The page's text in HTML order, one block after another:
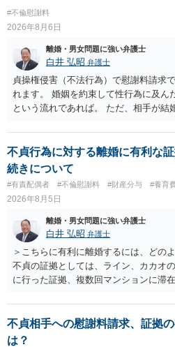
#不倫慰謝料
2026年8月6日
離婚・男女問題に強い弁護士
白井 弘昭 弁護士
貞操権侵害（不法行為）で慰謝料請求
れます。 婚姻を約束して性行為に及ん
という流れであれば。 ただ、相手が結
性も認められそうですので、あまり慰
われます。 一度、最寄りの弁護士に相
不貞行為に対する離婚に有利な
続きについて
#有責配偶者 #不倫慰謝料 #財産分与 #養育
2026年8月5日
離婚・男女問題に強い弁護士
白井 弘昭 弁護士
＞こちらに有利に離婚するには、どの
不貞の証拠としては、ライン、カカオ
に行った証拠、複数回マンションに滞
婚する、慰謝料をとるなど）ことがで
貞発覚後、長期間同居を続けると、不
場合がありますので、ご注意ください
不貞相手への慰謝料請求、証拠
は？